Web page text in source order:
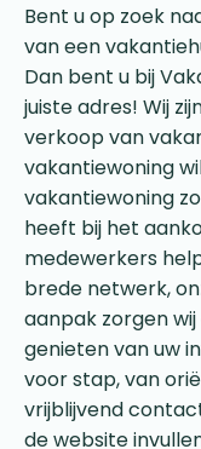
Bent u op zoek
van een
Dan bent u bij
juiste adres! Wij
verkoop van
vakantiewoning
vakantiewoning
heeft bij het
medewerkers
brede netwerk,
aanpak zorgen
genieten van uw
voor stap, van
vrijblijvend
de website